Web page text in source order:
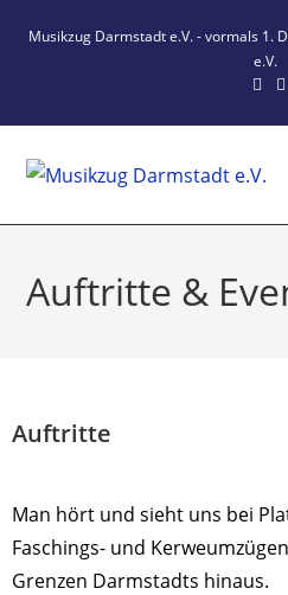
InhaltMusikzug Darmstadt e.V. - vormals 1.
e.V.
Auftritte &
Auftritte
Man hört und sieht uns bei
Faschings- und
Grenzen Darmstadts hinaus.